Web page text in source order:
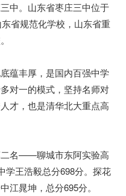
中。山东省枣庄三中位于
省规范化学校，山东省重
蕴丰厚，是国内百强中学
对一的模式，坚持名师对
才，也是清华北大重点高
二名——聊城市东阿实验高
学王浩毅总分698分。探花
晁坤，总分695分。